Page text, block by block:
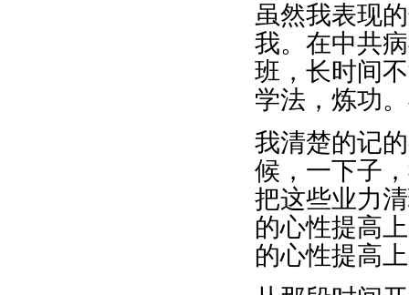
虽然我表现
我。在中共
班，长时间
学法，炼功
我清楚的记
候，一下子
把这些业力
的心性提高
的心性提高